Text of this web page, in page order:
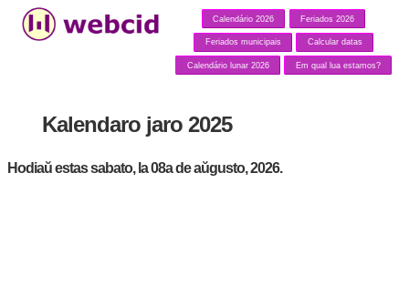
Calendário 2026 Feriados 2026
Feriados municipais Calcular datas
Calendário lunar 2026 Em qual lua estamos?
Kalendaro jaro 2025
Hodiaŭ estas sabato, la 08a de aŭgusto, 2026.